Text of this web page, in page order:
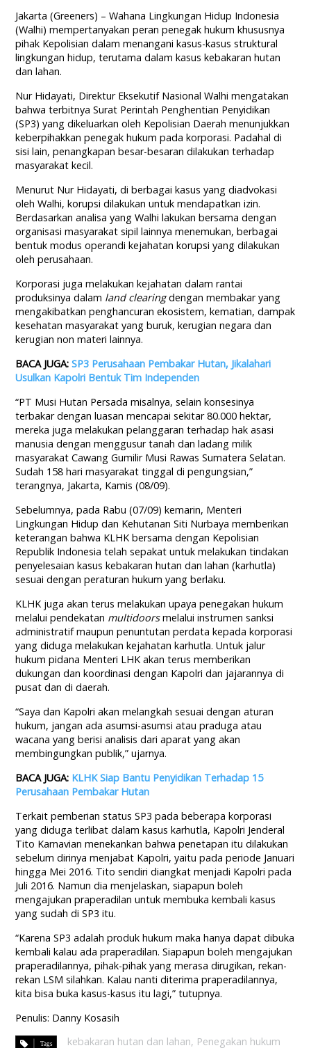
Jakarta (Greeners) – Wahana Lingkungan Hidup Indonesia
(Walhi) mempertanyakan peran penegak hukum khususnya
pihak Kepolisian dalam menangani kasus-kasus struktural
lingkungan hidup, terutama dalam kasus kebakaran hutan
dan lahan.
Nur Hidayati, Direktur Eksekutif Nasional Walhi mengatakan
bahwa terbitnya Surat Perintah Penghentian Penyidikan
(SP3) yang dikeluarkan oleh Kepolisian Daerah menunjukkan
keberpihakkan penegak hukum pada korporasi. Padahal di
sisi lain, penangkapan besar-besaran dilakukan terhadap
masyarakat kecil.
Menurut Nur Hidayati, di berbagai kasus yang diadvokasi
oleh Walhi, korupsi dilakukan untuk mendapatkan izin.
Berdasarkan analisa yang Walhi lakukan bersama dengan
organisasi masyarakat sipil lainnya menemukan, berbagai
bentuk modus operandi kejahatan korupsi yang dilakukan
oleh perusahaan.
Korporasi juga melakukan kejahatan dalam rantai
produksinya dalam land clearingdengan membakar yang
mengakibatkan penghancuran ekosistem, kematian, dampak
kesehatan masyarakat yang buruk, kerugian negara dan
kerugian non materi lainnya.
BACA JUGA:SP3 Perusahaan Pembakar Hutan, Jikalahari
Usulkan Kapolri Bentuk Tim Independen
“PT Musi Hutan Persada misalnya, selain konsesinya
terbakar dengan luasan mencapai sekitar 80.000 hektar,
mereka juga melakukan pelanggaran terhadap hak asasi
manusia dengan menggusur tanah dan ladang milik
masyarakat Cawang Gumilir Musi Rawas Sumatera Selatan.
Sudah 158 hari masyarakat tinggal di pengungsian,”
terangnya, Jakarta, Kamis (08/09).
Sebelumnya, pada Rabu (07/09) kemarin, Menteri
Lingkungan Hidup dan Kehutanan Siti Nurbaya memberikan
keterangan bahwa KLHK bersama dengan Kepolisian
Republik Indonesia telah sepakat untuk melakukan tindakan
penyelesaian kasus kebakaran hutan dan lahan (karhutla)
sesuai dengan peraturan hukum yang berlaku.
KLHK juga akan terus melakukan upaya penegakan hukum
melalui pendekatan multidoorsmelalui instrumen sanksi
administratif maupun penuntutan perdata kepada korporasi
yang diduga melakukan kejahatan karhutla. Untuk jalur
hukum pidana Menteri LHK akan terus memberikan
dukungan dan koordinasi dengan Kapolri dan jajarannya di
pusat dan di daerah.
“Saya dan Kapolri akan melangkah sesuai dengan aturan
hukum, jangan ada asumsi-asumsi atau praduga atau
wacana yang berisi analisis dari aparat yang akan
membingungkan publik,” ujarnya.
BACA JUGA: KLHK Siap Bantu Penyidikan Terhadap 15
Perusahaan Pembakar Hutan
Terkait pemberian status SP3 pada beberapa korporasi
yang diduga terlibat dalam kasus karhutla, Kapolri Jenderal
Tito Karnavian menekankan bahwa penetapan itu dilakukan
sebelum dirinya menjabat Kapolri, yaitu pada periode Januari
hingga Mei 2016. Tito sendiri diangkat menjadi Kapolri pada
Juli 2016. Namun dia menjelaskan, siapapun boleh
mengajukan praperadilan untuk membuka kembali kasus
yang sudah di SP3 itu.
“Karena SP3 adalah produk hukum maka hanya dapat dibuka
kembali kalau ada praperadilan. Siapapun boleh mengajukan
praperadilannya, pihak-pihak yang merasa dirugikan, rekan-
rekan LSM silahkan. Kalau nanti diterima praperadilannya,
kita bisa buka kasus-kasus itu lagi,” tutupnya.
Penulis: Danny Kosasih
kebakaran hutan dan lahan, Penegakan hukum